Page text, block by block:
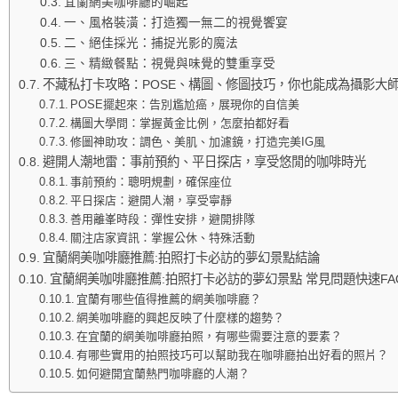
一、風格裝潢：打造獨一無二的視覺饗宴
二、絕佳採光：捕捉光影的魔法
三、精緻餐點：視覺與味覺的雙重享受
不藏私打卡攻略：POSE、構圖、修圖技巧，你也能成為攝影大
POSE擺起來：告別尷尬癌，展現你的自信美
構圖大學問：掌握黃金比例，怎麼拍都好看
修圖神助攻：調色、美肌、加濾鏡，打造完美IG風
避開人潮地雷：事前預約、平日探店，享受悠閒的咖啡時光
事前預約：聰明規劃，確保座位
平日探店：避開人潮，享受寧靜
善用離峯時段：彈性安排，避開排隊
關注店家資訊：掌握公休、特殊活動
宜蘭網美咖啡廳推薦:拍照打卡必訪的夢幻景點結論
宜蘭網美咖啡廳推薦:拍照打卡必訪的夢幻景點 常見問題快速
宜蘭有哪些值得推薦的網美咖啡廳？
網美咖啡廳的興起反映了什麼樣的趨勢？
在宜蘭的網美咖啡廳拍照，有哪些需要注意的要素？
有哪些實用的拍照技巧可以幫助我在咖啡廳拍出好看的照片？
如何避開宜蘭熱門咖啡廳的人潮？